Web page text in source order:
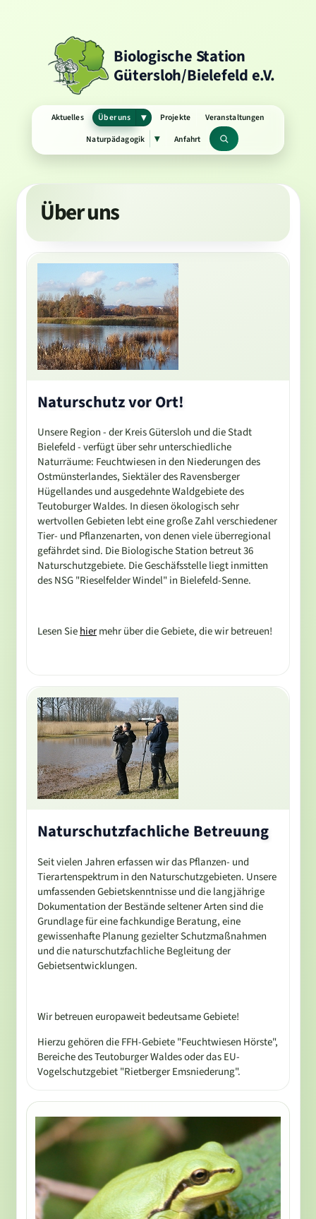
Biologische Station
Gütersloh/Bielefeld e.V.
Aktuelles Über uns ▾Untermenü
öffnen
Projekte
Veranstaltungen
Naturpädagogik
▾Untermenü
öffnen
Anfahrt Suchbegriff
Über uns
Naturschutz vor Ort!
Unsere Region - der Kreis Gütersloh und die Stadt
Bielefeld - verfügt über sehr unterschiedliche
Naturräume: Feuchtwiesen in den Niederungen des
Ostmünsterlandes, Siektäler des Ravensberger
Hügellandes und ausgedehnte Waldgebiete des
Teutoburger Waldes. In diesen ökologisch sehr
wertvollen Gebieten lebt eine große Zahl verschiedener
Tier- und Pflanzenarten, von denen viele überregional
gefährdet sind. Die Biologische Station betreut 36
Naturschutzgebiete. Die Geschäfsstelle liegt inmitten
des NSG "Rieselfelder Windel" in Bielefeld-Senne.
Lesen Sie hier mehr über die Gebiete, die wir betreuen!
Naturschutzfachliche Betreuung
Seit vielen Jahren erfassen wir das Pflanzen- und
Tierartenspektrum in den Naturschutzgebieten. Unsere
umfassenden Gebietskenntnisse und die langjährige
Dokumentation der Bestände seltener Arten sind die
Grundlage für eine fachkundige Beratung, eine
gewissenhafte Planung gezielter Schutzmaßnahmen
und die naturschutzfachliche Begleitung der
Gebietsentwicklungen.
Wir betreuen europaweit bedeutsame Gebiete!
Hierzu gehören die FFH-Gebiete "Feuchtwiesen Hörste",
Bereiche des Teutoburger Waldes oder das EU-
Vogelschutzgebiet "Rietberger Emsniederung".